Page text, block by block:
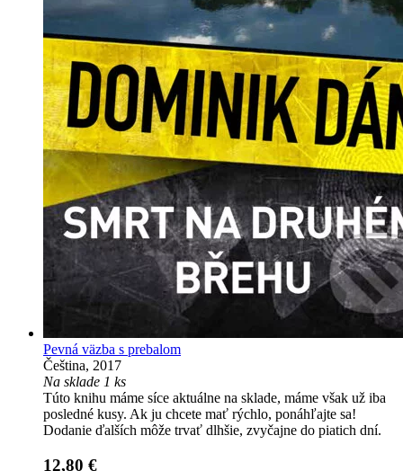
Pevná väzba s prebalom
Čeština, 2017
Na sklade 1 ks
Túto knihu máme síce aktuálne na sklade, máme však už iba
posledné kusy. Ak ju chcete mať rýchlo, ponáhľajte sa!
Dodanie ďalších môže trvať dlhšie, zvyčajne do piatich dní.
12,80 €